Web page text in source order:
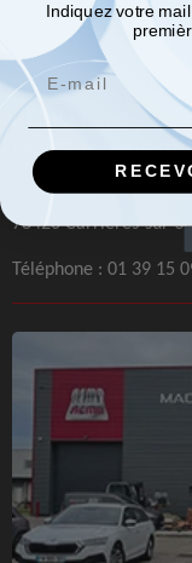
Machines et
51, rue du Colombier
78420 Carrières-sur-
Téléphone : 01 39 15
Indiquez votre
Email